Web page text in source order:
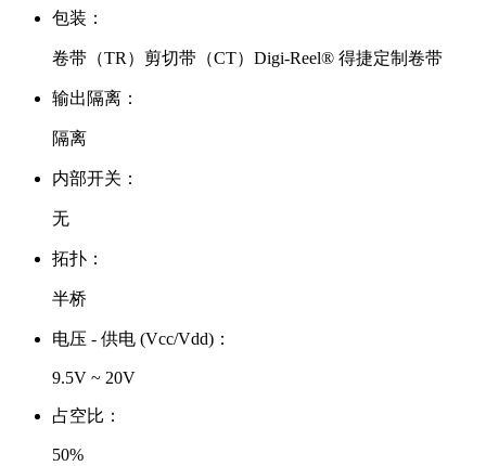
包装：
卷带（TR）剪切带（CT）Digi-Reel® 得捷定制卷带
输出隔离：
隔离
内部开关：
无
拓扑：
半桥
电压 - 供电 (Vcc/Vdd)：
9.5V ~ 20V
占空比：
50%